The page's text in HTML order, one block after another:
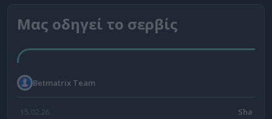
Μας οδηγεί το σερβίς
Betmatrix Team
15.02.26